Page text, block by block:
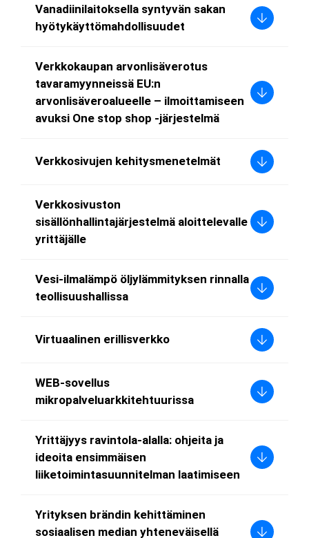
Vanadiinilaitoksella syntyvän sakan
hyötykäyttömahdollisuudet
Verkkokaupan arvonlisäverotus
tavaramyynneissä EU:n
arvonlisäveroalueelle – ilmoittamiseen
avuksi One stop shop -järjestelmä
Verkkosivujen kehitysmenetelmät
Verkkosivuston
sisällönhallintajärjestelmä aloittelevalle
yrittäjälle
Vesi-ilmalämpö öljylämmityksen rinnalla
teollisuushallissa
Virtuaalinen erillisverkko
WEB-sovellus
mikropalveluarkkitehtuurissa
Yrittäjyys ravintola-alalla: ohjeita ja
ideoita ensimmäisen
liiketoimintasuunnitelman laatimiseen
Yrityksen brändin kehittäminen
sosiaalisen median yhteneväisellä